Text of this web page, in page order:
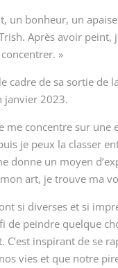
un bonheur, un
Après avoir peint,
»
cadre de sa sortie de
janvier 2023.
me concentre sur
je peux la classer
donne un moyen
art, je trouve ma
si diverses et si
de peindre quelque
C’est inspirant de
vies et que notre